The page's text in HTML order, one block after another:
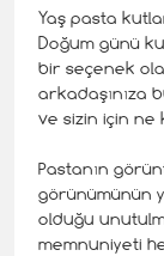
Yaş pasta
Doğum günü
bir seçenek
arkadaşınıza
ve sizin için ne
Pastanın
görünümünün
olduğu
memnuniyeti